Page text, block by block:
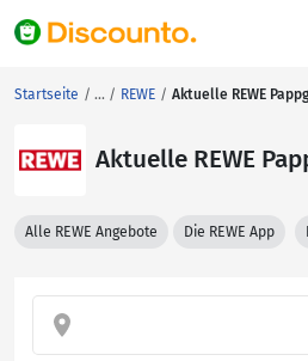
Startseite REWE Aktuelle REWE
Aktuelle REWE
Alle REWE Angebote Die REWE App